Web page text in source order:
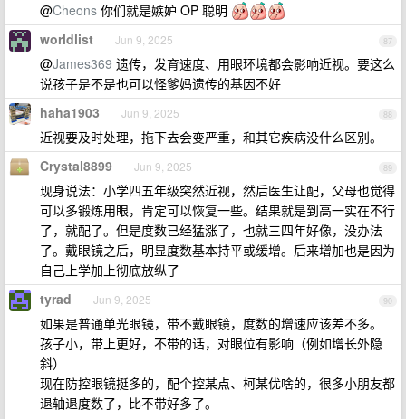
@Cheons 你们就是嫉妒 OP 聪明
87
worldlist Jun 9, 2025
@James369 遗传，发育速度、用眼环境都会影响近视。要这么
说孩子是不是也可以怪爹妈遗传的基因不好
88
haha1903 Jun 9, 2025
近视要及时处理，拖下去会变严重，和其它疾病没什么区别。
89
Crystal8899 Jun 9, 2025
现身说法：小学四五年级突然近视，然后医生让配，父母也觉得
可以多锻炼用眼，肯定可以恢复一些。结果就是到高一实在不行
了，就配了。但是度数已经猛涨了，也就三四年好像，没办法
了。戴眼镜之后，明显度数基本持平或缓增。后来增加也是因为
自己上学加上彻底放纵了
90
tyrad Jun 9, 2025
如果是普通单光眼镜，带不戴眼镜，度数的增速应该差不多。
孩子小，带上更好，不带的话，对眼位有影响（例如增长外隐
斜）
现在防控眼镜挺多的，配个控某点、柯某优啥的，很多小朋友都
退轴退度数了，比不带好多了。